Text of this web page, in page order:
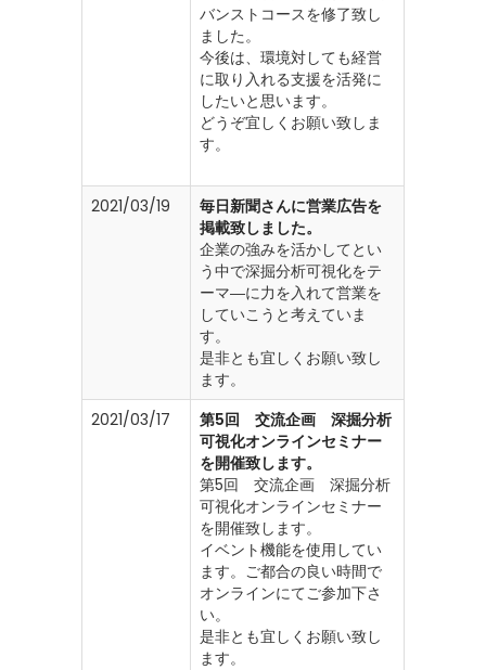
バンストコースを修了致し
ました。
今後は、環境対しても経営
に取り入れる支援を活発に
したいと思います。
どうぞ宜しくお願い致しま
す。
2021/03/19
毎日新聞さんに営業広告を
掲載致しました。
企業の強みを活かしてとい
う中で深掘分析可視化をテ
ーマ―に力を入れて営業を
していこうと考えていま
す。
是非とも宜しくお願い致し
ます。
2021/03/17
第5回 交流企画 深掘分析
可視化オンラインセミナー
を開催致します。
第5回 交流企画 深掘分析
可視化オンラインセミナー
を開催致します。
イベント機能を使用してい
ます。ご都合の良い時間で
オンラインにてご参加下さ
い。
是非とも宜しくお願い致し
ます。